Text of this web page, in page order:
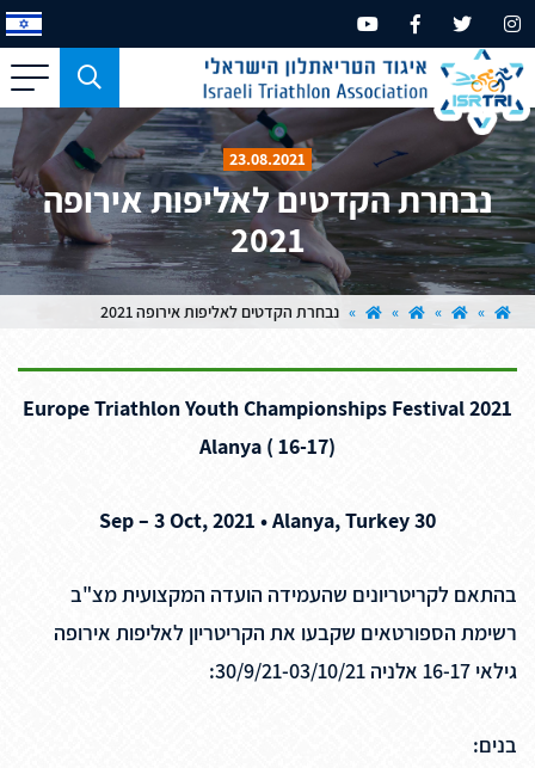
כפתור
משמש
עבור
מכשירים
בעלי
מסך
קטן
בלבד
נבחרת הקדטים לאליפות אירופה
2021
23.08.2021
»
»
»
» נבחרת הקדטים לאליפות אירופה 2021
2021 Europe Triathlon Youth Championships Festival
Alanya ( 16-17)
30 Sep – 3 Oct, 2021 • Alanya, Turkey
בהתאם לקריטריונים שהעמידה הועדה המקצועית מצ"ב
רשימת הספורטאים שקבעו את הקריטריון לאליפות אירופה
גילאי 16-17 אלניה 30/9/21-03/10/21:
בנים: